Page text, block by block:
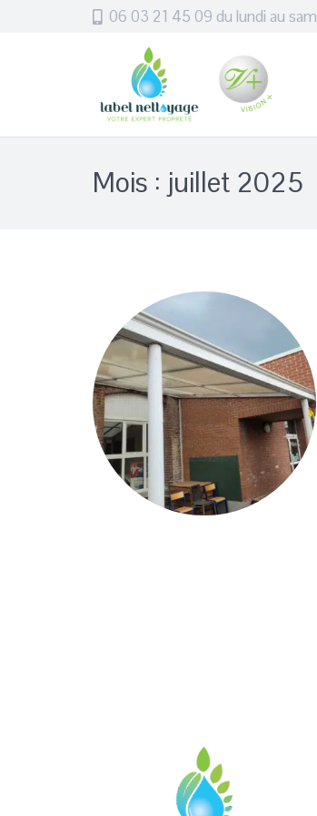
06 03 21 45 09 du lundi au
Mois : juillet 2025